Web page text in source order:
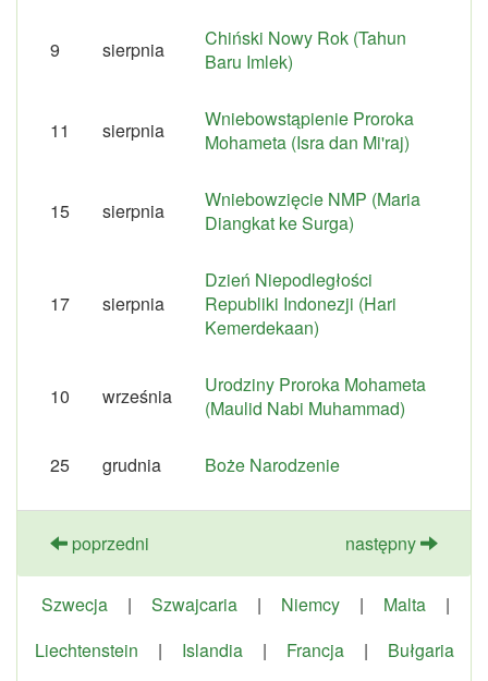
9 sierpnia
Chiński Nowy Rok (Tahun
Baru Imlek)
11 sierpnia
Wniebowstąpienie Proroka
Mohameta (Isra dan Mi'raj)
15 sierpnia
Wniebowzięcie NMP (Maria
Diangkat ke Surga)
17 sierpnia
Dzień Niepodległości
Republiki Indonezji (Hari
Kemerdekaan)
10 września
Urodziny Proroka Mohameta
(Maulid Nabi Muhammad)
25 grudnia Boże Narodzenie
poprzedni następny
Szwecja | Szwajcaria | Niemcy | Malta
|
Liechtenstein
| Islandia | Francja |
Bułgaria